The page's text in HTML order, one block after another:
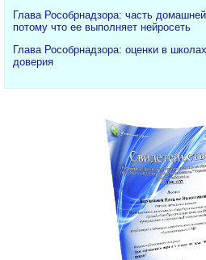
Глава Рособрнадзора: часть
потому что ее выполняет нейросеть
Глава Рособрнадзора: оценки в
доверия